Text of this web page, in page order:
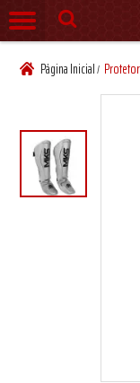
Página Inicial/